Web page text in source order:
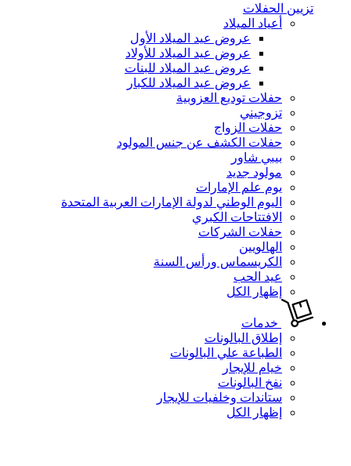
تزيين الحفلات
أعياد الميلاد
عروض عيد الميلاد الأول
عروض عيد الميلاد للأولاد
عروض عيد الميلاد للبنات
عروض عيد الميلاد للكبار
حفلات توديع العزوبية
تزوجيني
حفلات الزواج
حفلات الكشف عن جنس المولود
بيبي شاور
مولود جديد
يوم علم الإمارات
اليوم الوطني لدولة الإمارات العربية المتحدة
الافتتاحات الكبري
حفلات الشركات
الهالويين
الكريسماس ورأس السنة
عيد الحب
إظهار الكل
خدمات
إطلاق البالونات
الطباعة علي البالونات
خيام للإيجار
نفخ البالونات
ستاندات وخلفيات للإيجار
إظهار الكل